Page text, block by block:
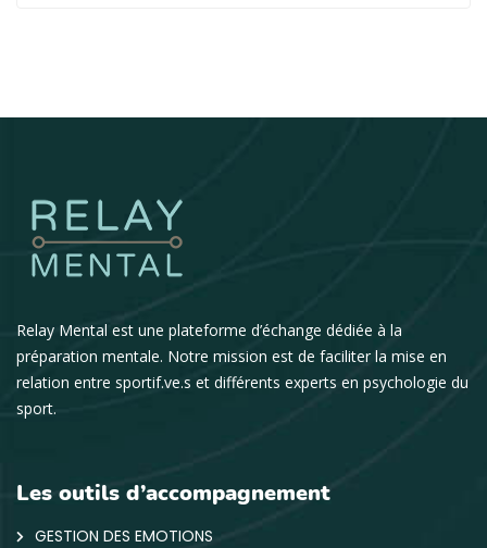
Relay Mental est une plateforme d’échange dédiée à la
préparation mentale. Notre mission est de faciliter la mise en
relation entre sportif.ve.s et différents experts en psychologie du
sport.
Les outils d’accompagnement
GESTION DES EMOTIONS